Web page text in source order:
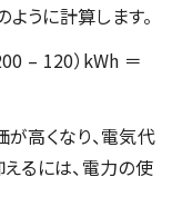
うに計算します。
– 120）kWh ＝
高くなり、電気代
るには、電力の使